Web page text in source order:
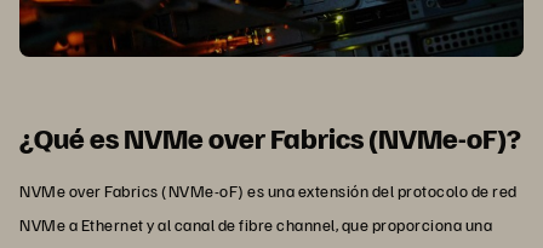
¿Qué es NVMe over Fabrics (NVMe-oF)?
NVMe over Fabrics (NVMe-oF) es una extensión del protocolo de red
NVMe a Ethernet y al canal de fibre channel, que proporciona una